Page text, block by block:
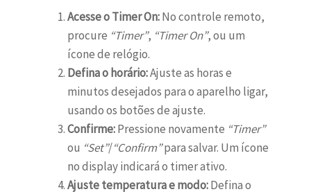
Acesse o Timer On:No controle remoto,
procure “Timer”, “Timer On”, ou um
ícone de relógio.
Defina o horário:Ajuste as horas e
minutos desejados para o aparelho ligar,
usando os botões de ajuste.
Confirme:Pressione novamente “Timer”
ou “Set”/“Confirm”para salvar. Um ícone
no display indicará o timer ativo.
Ajuste temperatura e modo:Defina o